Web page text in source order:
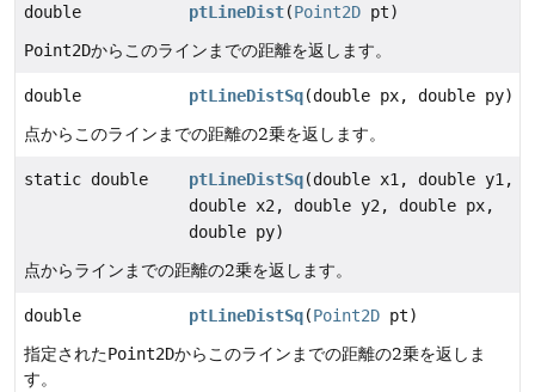
double ptLineDist(Point2D pt)
Point2Dからこのラインまでの距離を返します。
double ptLineDistSq(double px, double py)
点からこのラインまでの距離の2乗を返します。
static double ptLineDistSq(double x1, double y1,
double x2, double y2, double px,
double py)
点からラインまでの距離の2乗を返します。
double ptLineDistSq(Point2D pt)
指定されたPoint2Dからこのラインまでの距離の2乗を返しま
す。